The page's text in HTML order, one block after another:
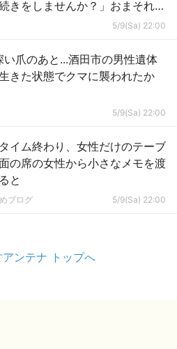
きをしませんか？」おまそれ誰
5/9(Sa) 22:00
い爪のあと...酒田市の男性遺体
きた状態でクマに襲われたか
5/9(Sa) 22:00
イム終わり、女性だけのテーブ
の席の女性から小さなメモを渡
と
ブログ 5/9(Sa) 22:00
アンテナ トップへ